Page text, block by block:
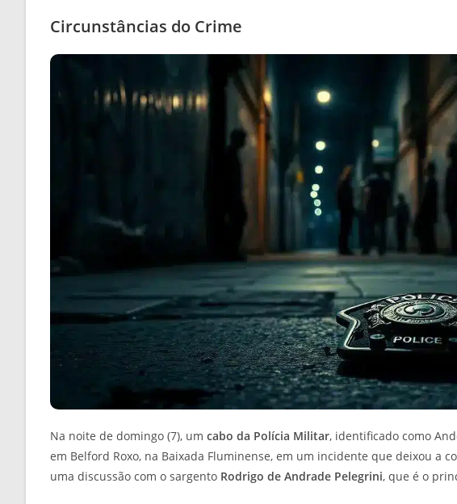
Circunstâncias do Crime
Na noite de domingo (7), um cabo da Polícia Militar, identificado como
em Belford Roxo, na Baixada Fluminense, em um incidente que deixou a
uma discussão com o sargento Rodrigo de Andrade Pelegrini, que é o